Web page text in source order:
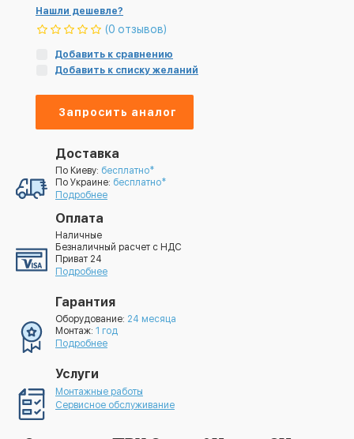
Нашли дешевле?
(0 отзывов)
Добавить к сравнению
Добавить к списку желаний
Запросить аналог
Доставка
По Киеву: бесплатно*
По Украине: бесплатно*
Подробнее
Оплата
Наличные
Безналичный расчет с НДС
Приват 24
Подробнее
Гарантия
Оборудование: 24 месяца
Монтаж: 1 год
Подробнее
Услуги
Монтажные работы
Сервисное обслуживание